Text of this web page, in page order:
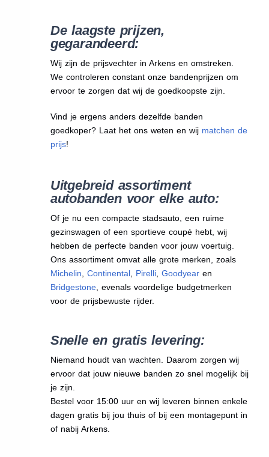
De laagste prijzen,
gegarandeerd:
Wij zijn de prijsvechter in Arkens en omstreken.
We controleren constant onze bandenprijzen om
ervoor te zorgen dat wij de goedkoopste zijn.
Vind je ergens anders dezelfde banden
goedkoper? Laat het ons weten en wij matchen de
prijs!
Uitgebreid assortiment
autobanden voor elke auto:
Of je nu een compacte stadsauto, een ruime
gezinswagen of een sportieve coupé hebt, wij
hebben de perfecte banden voor jouw voertuig.
Ons assortiment omvat alle grote merken, zoals
Michelin, Continental, Pirelli, Goodyearen
Bridgestone, evenals voordelige budgetmerken
voor de prijsbewuste rijder.
Snelle en gratis levering:
Niemand houdt van wachten. Daarom zorgen wij
ervoor dat jouw nieuwe banden zo snel mogelijk bij
je zijn.
Bestel voor 15:00 uur en wij leveren binnen enkele
dagen gratis bij jou thuis of bij een montagepunt in
of nabij Arkens.